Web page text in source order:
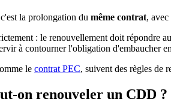
la prolongation du même contrat,
: le renouvellement doit répondre au
à contourner l'obligation d'embaucher
le contrat PEC, suivent des règles de
on renouveler un CDD ?